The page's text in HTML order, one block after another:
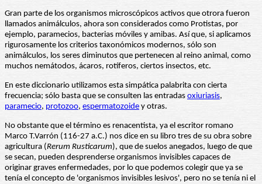
Gran parte de los organismos microscópicos activos que otrora fueron
llamados animálculos, ahora son considerados como Protistas, por
ejemplo, paramecios, bacterias móviles y amibas. Así que, si aplicamos
rigurosamente los criterios taxonómicos modernos, sólo son
animálculos, los seres diminutos que pertenecen al reino animal, como
muchos nemátodos, ácaros, rotíferos, ciertos insectos, etc.
En este diccionario utilizamos esta simpática palabrita con cierta
frecuencia; sólo basta que se consulten las entradas oxiuriasis,
paramecio, protozoo, espermatozoide y otras.
No obstante que el término es renacentista, ya el escritor romano
Marco T.Varrón (116-27 a.C.) nos dice en su libro tres de su obra sobre
agricultura (Rerum Rusticarum), que de suelos anegados, luego de que
se secan, pueden desprenderse organismos invisibles capaces de
originar graves enfermedades, por lo que podemos colegir que ya se
tenía el concepto de 'organismos invisibles lesivos', pero no se tenía ni el